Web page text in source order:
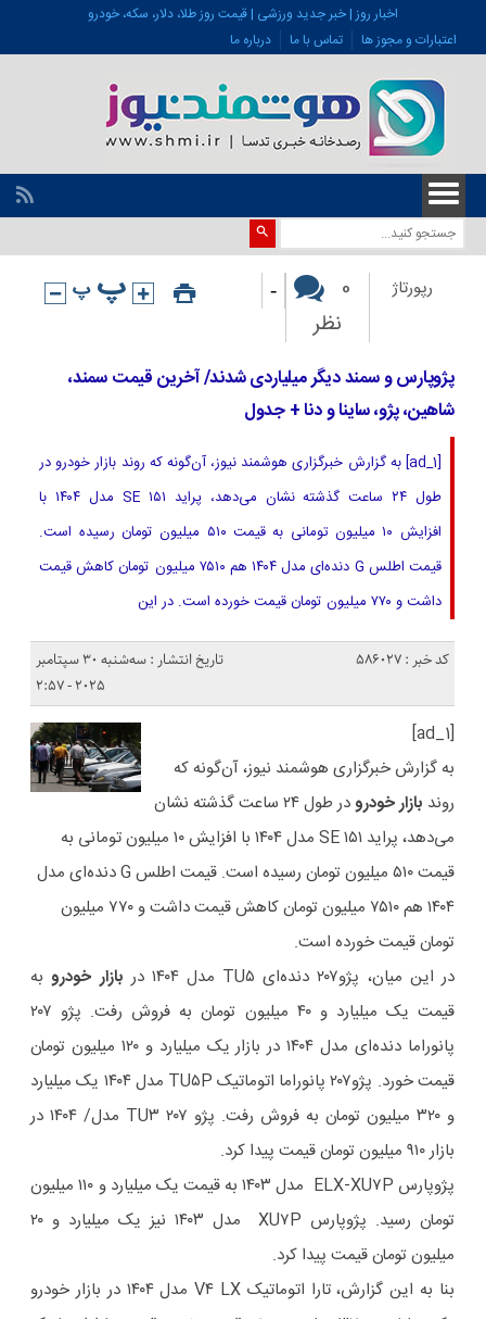
اخبار روز | خبر جدید ورزشی | قیمت روز طلا، دلار، سکه، خودرو
اعتبارات و مجوز ها
تماس با ما درباره ما
رپورتاژ
0
نظر
-
پژوپارس و سمند دیگر میلیاردی شدند/ آخرین قیمت سمند،
شاهین، پژو، ساینا و دنا + جدول
[ad_1] به گزارش خبرگزاری هوشمند نیوز، آن‌گونه که روند بازار خودرو در
طول ۲۴ ساعت گذشته نشان می‌دهد، پراید ۱۵۱ SE مدل ۱۴۰۴ با
افزایش ۱۰ میلیون تومانی به قیمت ۵۱۰ میلیون تومان رسیده است.
قیمت اطلس G دنده‌ای مدل ۱۴۰۴ هم ۷۵۱۰ میلیون تومان کاهش قیمت
داشت و ۷۷۰ میلیون تومان قیمت خورده است. در این
کد خبر : 586027
تاریخ انتشار : سه‌شنبه 30 سپتامبر
2025 - 2:57
[ad_1]
به گزارش خبرگزاری هوشمند نیوز، آن‌گونه که
روند بازار خودرو
در طول ۲۴ ساعت گذشته نشان
می‌دهد، پراید ۱۵۱ SE مدل ۱۴۰۴ با افزایش ۱۰ میلیون تومانی به
قیمت ۵۱۰ میلیون تومان رسیده است. قیمت اطلس G دنده‌ای مدل
۱۴۰۴ هم ۷۵۱۰ میلیون تومان کاهش قیمت داشت و ۷۷۰ میلیون
تومان قیمت خورده است.
در این میان، پژو۲۰۷ دنده‌ای TU۵ مدل ۱۴۰۴ در
بازار خودرو به
قیمت یک میلیارد و ۴۰ میلیون تومان به فروش رفت. پژو ۲۰۷
پانوراما دنده‌ای مدل ۱۴۰۴ در بازار یک میلیارد و ۱۲۰ میلیون تومان
قیمت خورد. پژو۲۰۷ پانوراما اتوماتیک TU۵P مدل ۱۴۰۴ یک میلیارد
و ۳۲۰ میلیون تومان به فروش رفت. پژو ۲۰۷ TU۳ مدل/ ۱۴۰۴ در
بازار ۹۱۰ میلیون تومان قیمت پیدا کرد.
پژوپارس ELX-XU۷P مدل ۱۴۰۳ به قیمت یک میلیارد و ۱۱۰ میلیون
تومان رسید. پژوپارس XU۷P مدل ۱۴۰۳ نیز یک میلیارد و ۲۰
میلیون تومان قیمت پیدا کرد.
بنا به این گزارش، تارا اتوماتیک V۴ LX مدل ۱۴۰۴ در بازار خودرو